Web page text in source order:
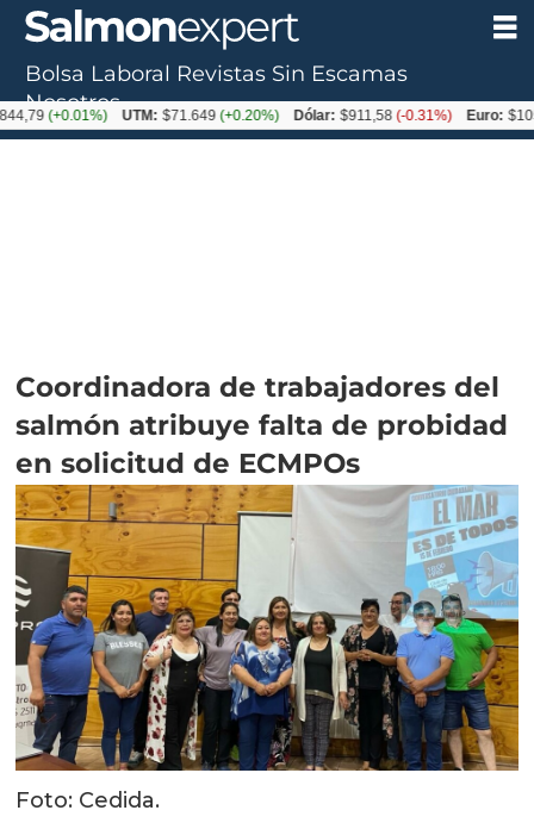
Coordinadora de trabajadores del
salmón atribuye falta de probidad
en solicitud de ECMPOs
Foto: Cedida.
Bolsa Laboral Revistas Sin Escamas
Nosotros
UTM: $71.649(+0.20%) Dólar: $911,58 (-0.31%) Euro: $1053,36(-